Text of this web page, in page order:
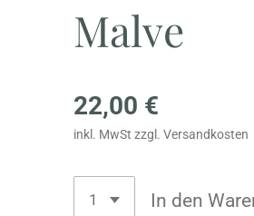
Malve
22,00 €
inkl. MwSt zzgl. Versandkosten
In den